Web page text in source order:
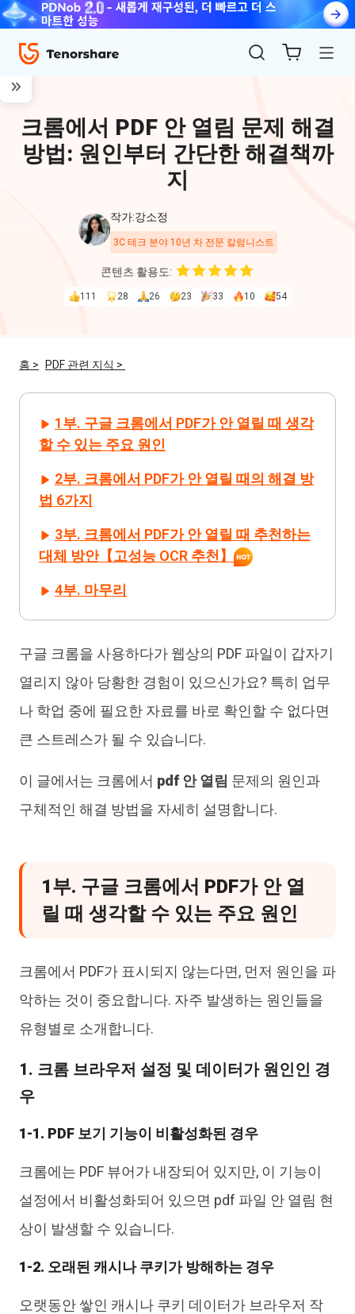
ReiBoot
4uKey
iAnyGo
크롬에서 PDF 안 열림 문제 해결
방법: 원인부터 간단한 해결책까
지
작가:강소정
3C 테크 분야 10년 차 전문 칼럼니스트
콘텐츠 활용도:
111 28 26 23 33 10 54
홈 > PDF 관련 지식 >
1부. 구글 크롬에서 PDF가 안 열릴 때 생각
할 수 있는 주요 원인
2부. 크롬에서 PDF가 안 열릴 때의 해결 방
법 6가지
3부. 크롬에서 PDF가 안 열릴 때 추천하는
대체 방안【고성능 OCR 추천】
4부. 마무리
구글 크롬을 사용하다가 웹상의 PDF 파일이 갑자기
열리지 않아 당황한 경험이 있으신가요? 특히 업무
나 학업 중에 필요한 자료를 바로 확인할 수 없다면
큰 스트레스가 될 수 있습니다.
이 글에서는 크롬에서 pdf 안 열림 문제의 원인과
구체적인 해결 방법을 자세히 설명합니다.
1부. 구글 크롬에서 PDF가 안 열
릴 때 생각할 수 있는 주요 원인
크롬에서 PDF가 표시되지 않는다면, 먼저 원인을 파
악하는 것이 중요합니다. 자주 발생하는 원인들을
유형별로 소개합니다.
1. 크롬 브라우저 설정 및 데이터가 원인인 경
우
1-1. PDF 보기 기능이 비활성화된 경우
크롬에는 PDF 뷰어가 내장되어 있지만, 이 기능이
설정에서 비활성화되어 있으면 pdf 파일 안 열림 현
상이 발생할 수 있습니다.
1-2. 오래된 캐시나 쿠키가 방해하는 경우
오랫동안 쌓인 캐시나 쿠키 데이터가 브라우저 작